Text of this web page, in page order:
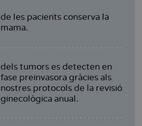
de les pacients conserva la
mama.
dels tumors es detecten en
fase preinvasora gràcies als
nostres protocols de la revisió
ginecològica anual.